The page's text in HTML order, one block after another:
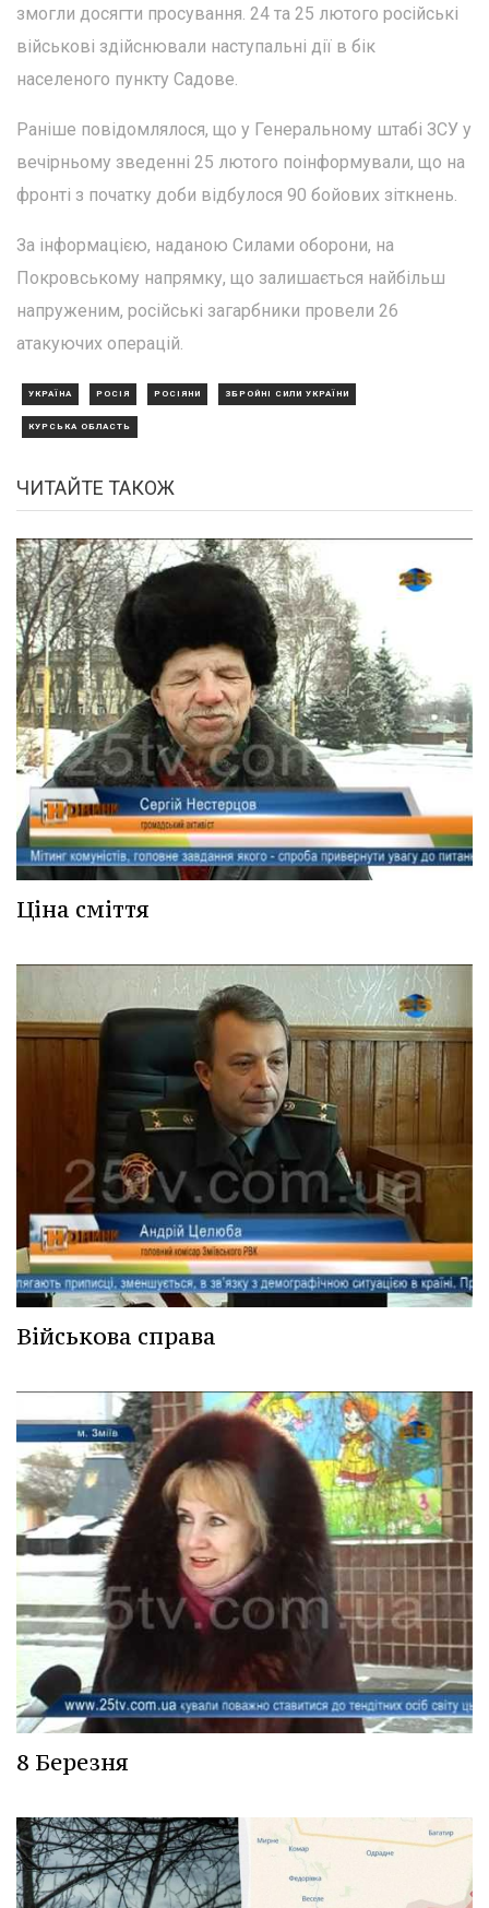
змогли досягти просування. 24 та 25 лютого російські
військові здійснювали наступальні дії в бік
населеного пункту Садове.
Раніше повідомлялося, що у Генеральному штабі ЗСУ у
вечірньому зведенні 25 лютого поінформували, що на
фронті з початку доби відбулося 90 бойових зіткнень.
За інформацією, наданою Силами оборони, на
Покровському напрямку, що залишається найбільш
напруженим, російські загарбники провели 26
атакуючих операцій.
УКРАЇНА РОСІЯ РОСІЯНИ ЗБРОЙНІ СИЛИ УКРАЇНИ
КУРСЬКА ОБЛАСТЬ
ЧИТАЙТЕ ТАКОЖ
Ціна сміття
Військова справа
8 Березня